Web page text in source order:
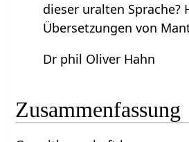
dieser uralten Sprache?
Übersetzungen von
Dr phil Oliver Hahn
Zusammenfassung